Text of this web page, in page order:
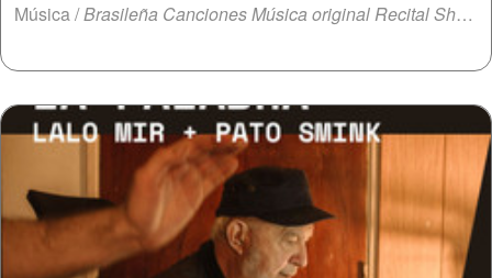
Música /Brasileña Canciones Música original Recital Show íntimo